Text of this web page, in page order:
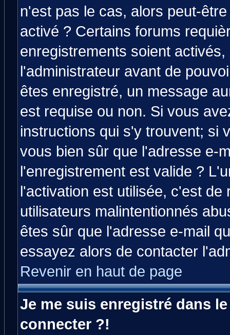
n'est pas le cas, alors peut-
activé ? Certains forums
enregistrements soient
l'administrateur avant de
êtes enregistré, un message
est requise ou non. Si vous
instructions qui s'y trouvent; si
vous bien sûr que l'adresse e-
l'enregistrement est valide ?
l'activation est utilisée, c'est
utilisateurs malintentionnés
êtes sûr que l'adresse e-mail
essayez alors de contacter
Revenir en haut de page
Je me suis enregistré dans
connecter ?!